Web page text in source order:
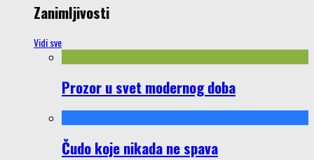
Zanimljivosti
Vidi sve
Prozor u svet modernog doba
Čudo koje nikada ne spava